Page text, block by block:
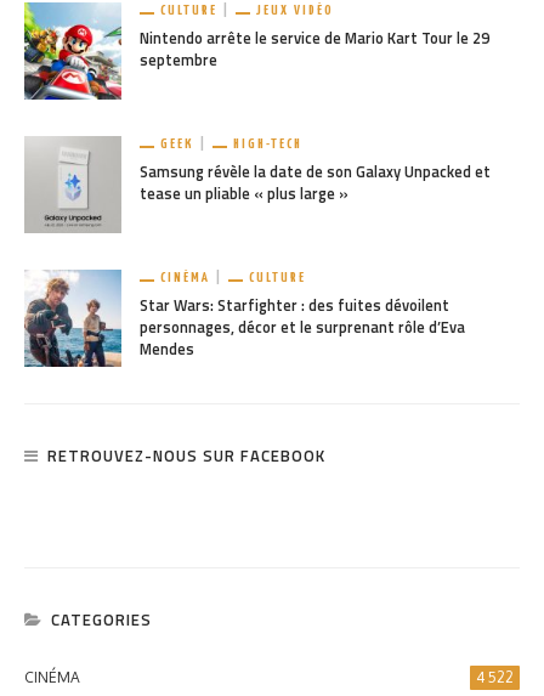
CULTURE JEUX VIDÉO
Nintendo arrête le service de Mario Kart Tour le 29
septembre
GEEK HIGH-TECH
Samsung révèle la date de son Galaxy Unpacked et
tease un pliable « plus large »
CINÉMA CULTURE
Star Wars: Starfighter : des fuites dévoilent
personnages, décor et le surprenant rôle d’Eva
Mendes
RETROUVEZ-NOUS SUR FACEBOOK
CATEGORIES
CINÉMA 4 522